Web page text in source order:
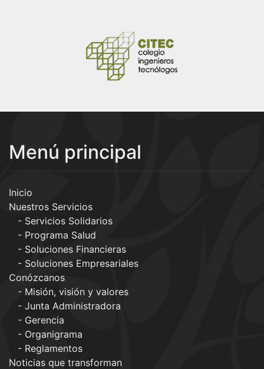
Menú principal
Inicio
Nuestros Servicios
Servicios Solidarios
Programa Salud
Soluciones Financieras
Soluciones Empresariales
Conózcanos
Misión, visión y valores
Junta Administradora
Gerencia
Organigrama
Reglamentos
Noticias que transforman